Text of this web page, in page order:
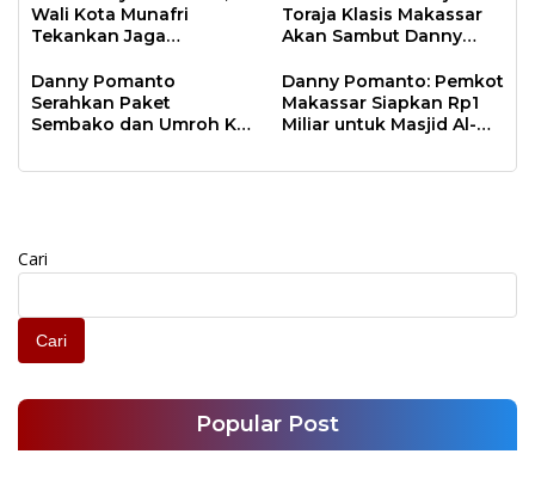
Wali Kota Munafri
Tekankan Jaga
Toraja Klasis Makassar
Akan Sambut Danny
Natal Besok
Danny Pomanto
Serahkan Paket
Sembako dan Umroh Ke
Makassar Shalat Subuh
Danny Pomanto: Pemkot
Makassar Siapkan Rp1
Miliar untuk Masjid Al-
Cari
Cari
Popular Post